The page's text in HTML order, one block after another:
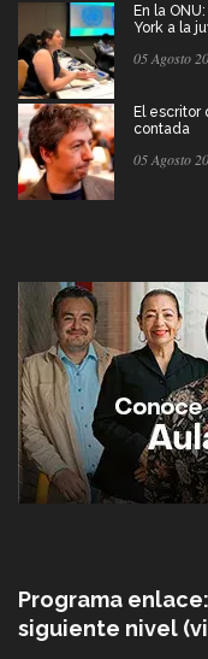
En la
York a la
05 Agosto
El escritor
contada
05 Agosto
Programa
siguiente nivel